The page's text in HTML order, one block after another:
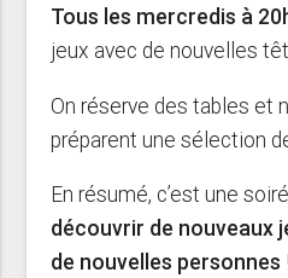
Tous les mercredis à
jeux avec de nouvelles
On réserve des tables et
préparent une sélection
En résumé, c’est une
découvrir de nouveaux
de nouvelles personnes